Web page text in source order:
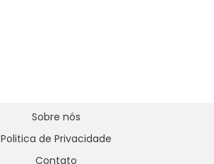
Sobre nós
Politica de Privacidade
Contato